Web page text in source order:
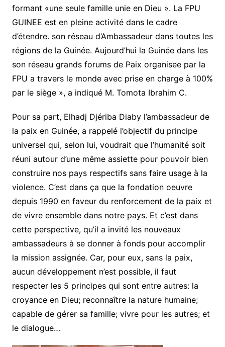
formant «une seule famille unie en Dieu ». La FPU
GUINEE est en pleine activité dans le cadre
d’étendre. son réseau d’Ambassadeur dans toutes les
régions de la Guinée. Aujourd’hui la Guinée dans les
son réseau grands forums de Paix organisee par la
FPU a travers le monde avec prise en charge à 100%
par le siège », a indiqué M. Tomota Ibrahim C.
Pour sa part, Elhadj Djériba Diaby l’ambassadeur de
la paix en Guinée, a rappelé l’objectif du principe
universel qui, selon lui, voudrait que l’humanité soit
réuni autour d’une même assiette pour pouvoir bien
construire nos pays respectifs sans faire usage à la
violence. C’est dans ça que la fondation oeuvre
depuis 1990 en faveur du renforcement de la paix et
de vivre ensemble dans notre pays. Et c’est dans
cette perspective, qu’il a invité les nouveaux
ambassadeurs à se donner à fonds pour accomplir
la mission assignée. Car, pour eux, sans la paix,
aucun développement n’est possible, il faut
respecter les 5 principes qui sont entre autres: la
croyance en Dieu; reconnaître la nature humaine;
capable de gérer sa famille; vivre pour les autres; et
le dialogue…